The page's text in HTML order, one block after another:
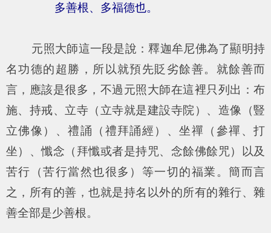
多善根、多福德也。
元照大師這一段是說：釋迦牟尼佛為了顯明持
名功德的超勝，所以就預先貶劣餘善。就餘善而
言，應該是很多，不過元照大師在這裡只列出：布
施、持戒、立寺（立寺就是建設寺院）、造像（豎
立佛像）、禮誦（禮拜誦經）、坐禪（參禪、打
坐）、懺念（拜懺或者是持咒、念餘佛餘咒）以及
苦行（苦行當然也很多）等一切的福業。簡而言
之，所有的善，也就是持名以外的所有的雜行、雜
善全部是少善根。